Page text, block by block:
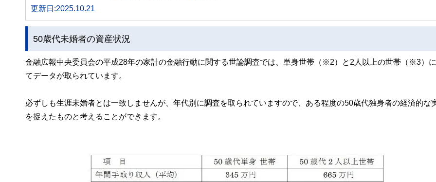
更新日:2025.10.21
50歳代未婚者の資産状況
金融広報中央委員会の平成28年の家計の金融行動に関する世論調査では、単身世帯（※2）と2人以上の世帯（※3）
てデータが取られています。
必ずしも生涯未婚者とは一致しませんが、年代別に調査を取られていますので、ある程度の50歳代独身者の経済的な
を捉えたものと考えることができます。